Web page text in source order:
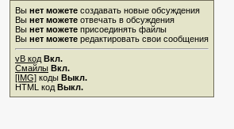
Вы нет можете создавать новые обсуждения
Вы нет можете отвечать в обсуждения
Вы нет можете присоединять файлы
Вы нет можете редактировать свои сообщения
vB код Вкл.
Смайлы Вкл.
[IMG] коды Выкл.
HTML код Выкл.